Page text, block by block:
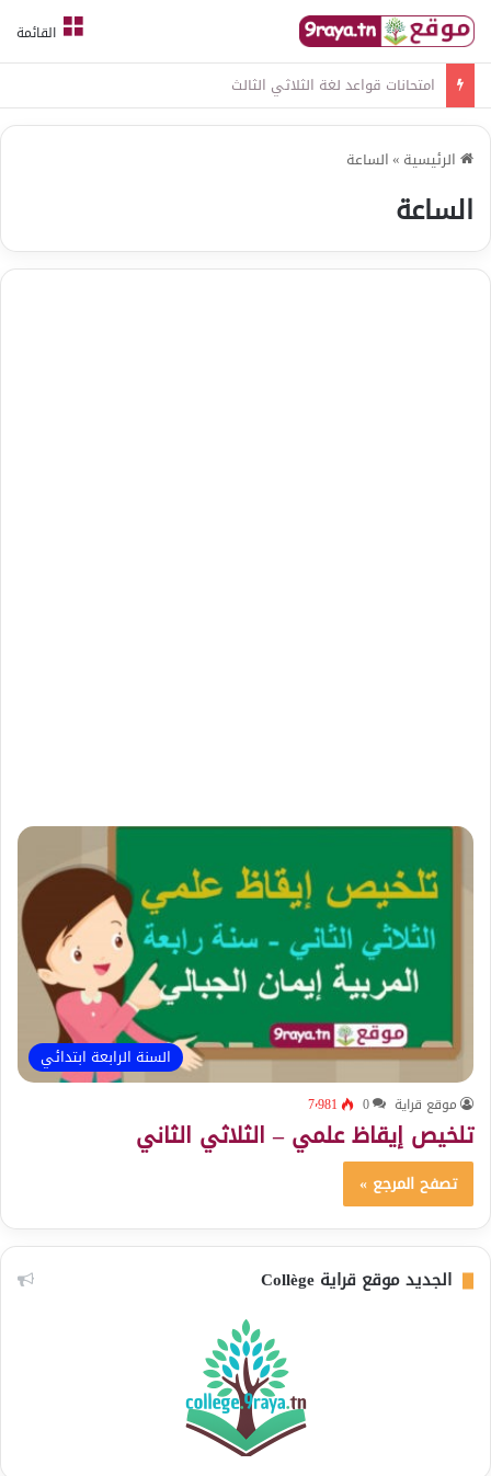
القائمة
امتحانات قواعد لغة الثلاثي الثالث
الرئيسية »الساعة
الساعة
السنة الرابعة ابتدائي
موقع قراية 0 7٬981
تلخيص إيقاظ علمي – الثلاثي الثاني
تصفح المرجع »
الجديد موقع قراية Collège